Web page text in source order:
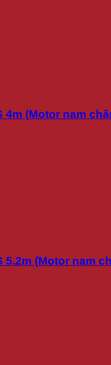
4m (Motor nam
5.2m (Motor nam